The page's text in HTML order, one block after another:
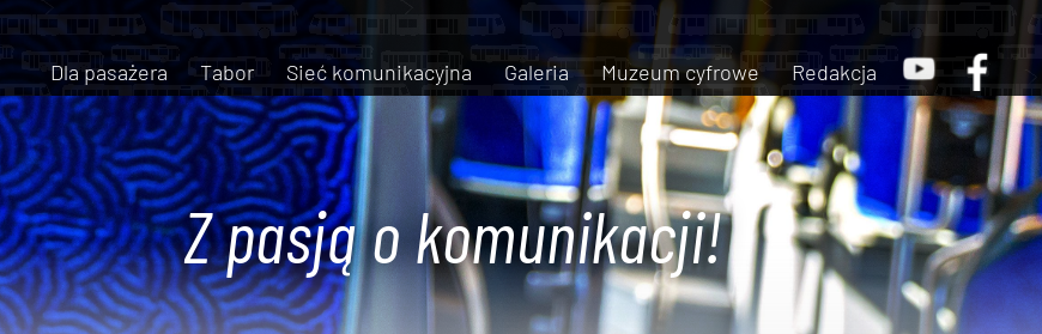
Dla pasażera Tabor Sieć komunikacyjna Galeria Muzeum cyfrowe Redakcja
Z pasją o komunikacji!